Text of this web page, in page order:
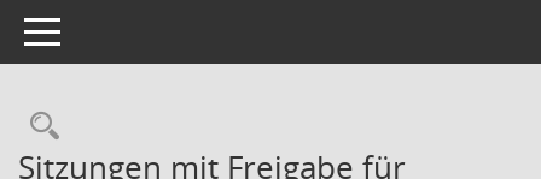
Toggle navigation
Rechercheauswahl
Sitzungen mit Freigabe für